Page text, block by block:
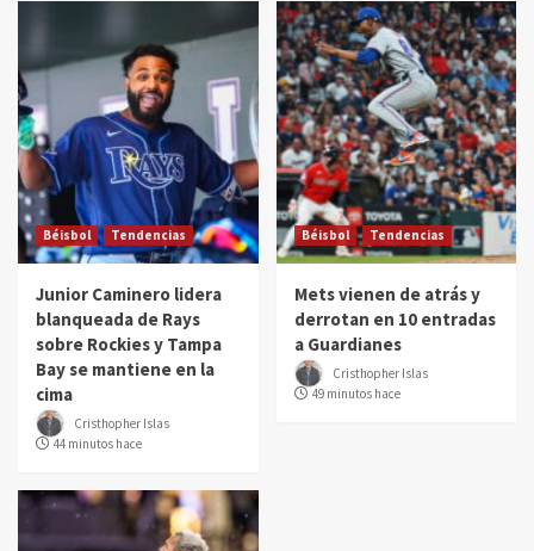
Béisbol Tendencias
Junior Caminero lidera
blanqueada de Rays
sobre Rockies y Tampa
Bay se mantiene en la
cima
Cristhopher Islas
44 minutos hace
Béisbol Tendencias
Mets vienen de atrás y
derrotan en 10 entradas
a Guardianes
Cristhopher Islas
49 minutos hace